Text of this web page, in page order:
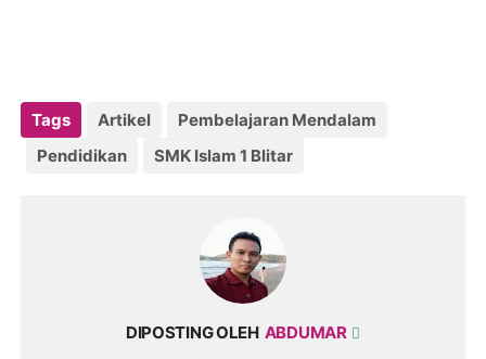
Tags Artikel
Pembelajaran Mendalam
Pendidikan
SMK Islam 1 Blitar
DIPOSTING OLEH ABDUMAR